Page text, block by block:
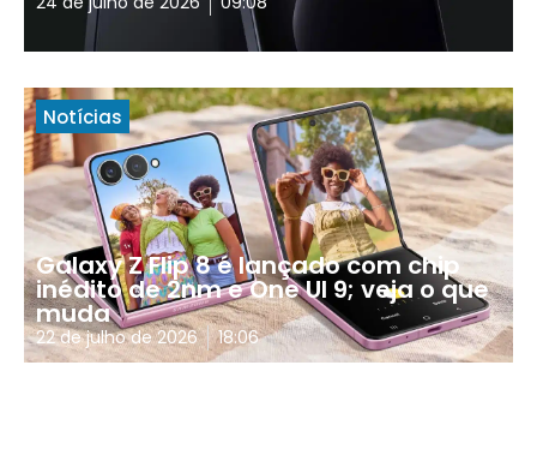
Notícias
Galaxy Z Flip 8 é lançado com chip
inédito de 2nm e One UI 9; veja o que
muda
22 de julho de 2026 18:06